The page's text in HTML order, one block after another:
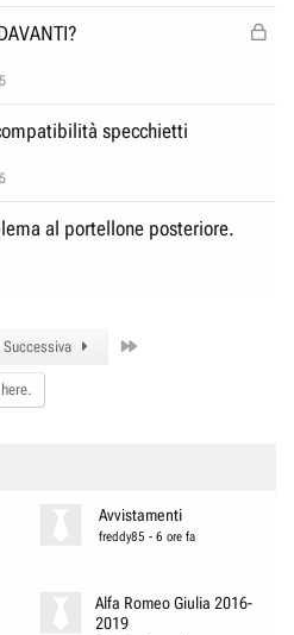
B
specchietti
al portellone posteriore.
Successiva
Avvistamenti
freddy85 - 6 ore fa
Alfa Romeo Giulia 2016-
2019